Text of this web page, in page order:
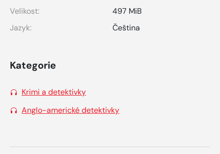
Velikost:
497 MiB
Jazyk:
Čeština
Kategorie
Krimi a detektivky
Anglo-americké detektivky